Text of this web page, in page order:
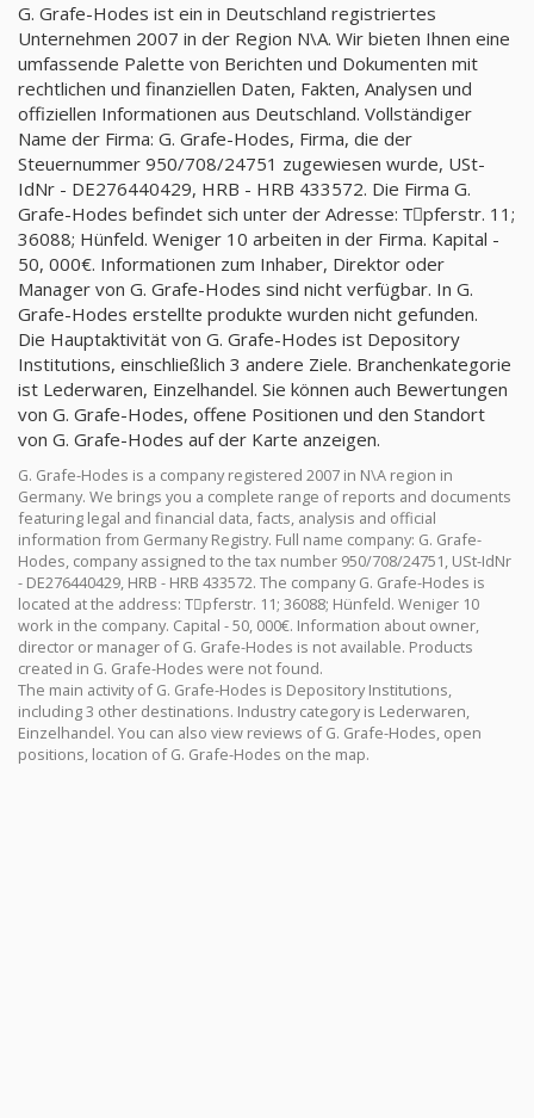
G. Grafe-Hodes ist ein in Deutschland registriertes
Unternehmen 2007 in der Region N\A. Wir bieten Ihnen eine
umfassende Palette von Berichten und Dokumenten mit
rechtlichen und finanziellen Daten, Fakten, Analysen und
offiziellen Informationen aus Deutschland. Vollständiger
Name der Firma: G. Grafe-Hodes, Firma, die der
Steuernummer 950/708/24751 zugewiesen wurde, USt-
IdNr - DE276440429, HRB - HRB 433572. Die Firma G.
Grafe-Hodes befindet sich unter der Adresse: Tِpferstr. 11;
36088; Hünfeld. Weniger 10 arbeiten in der Firma. Kapital -
50, 000€. Informationen zum Inhaber, Direktor oder
Manager von G. Grafe-Hodes sind nicht verfügbar. In G.
Grafe-Hodes erstellte produkte wurden nicht gefunden.
Die Hauptaktivität von G. Grafe-Hodes ist Depository
Institutions, einschließlich 3 andere Ziele. Branchenkategorie
ist Lederwaren, Einzelhandel. Sie können auch Bewertungen
von G. Grafe-Hodes, offene Positionen und den Standort
von G. Grafe-Hodes auf der Karte anzeigen.
G. Grafe-Hodes is a company registered 2007 in N\A region in
Germany. We brings you a complete range of reports and documents
featuring legal and financial data, facts, analysis and official
information from Germany Registry. Full name company: G. Grafe-
Hodes, company assigned to the tax number 950/708/24751, USt-IdNr
- DE276440429, HRB - HRB 433572. The company G. Grafe-Hodes is
located at the address: Tِpferstr. 11; 36088; Hünfeld. Weniger 10
work in the company. Capital - 50, 000€. Information about owner,
director or manager of G. Grafe-Hodes is not available. Products
created in G. Grafe-Hodes were not found.
The main activity of G. Grafe-Hodes is Depository Institutions,
including 3 other destinations. Industry category is Lederwaren,
Einzelhandel. You can also view reviews of G. Grafe-Hodes, open
positions, location of G. Grafe-Hodes on the map.